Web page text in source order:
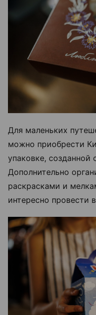
Для маленьких
можно приобрести
упаковке, созданной
Дополнительно
раскрасками и
интересно провести